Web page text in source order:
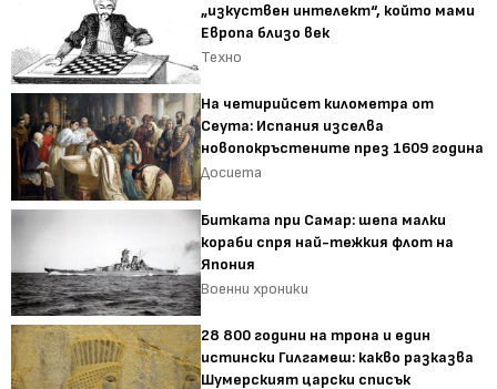
„изкуствен интелект“, който мами
Европа близо век
Техно
На четирийсет километра от
Сеута: Испания изселва
новопокръстените през 1609 година
Досиета
Битката при Самар: шепа малки
кораби спря най-тежкия флот на
Япония
Военни хроники
28 800 години на трона и един
истински Гилгамеш: какво разказва
Шумерският царски списък